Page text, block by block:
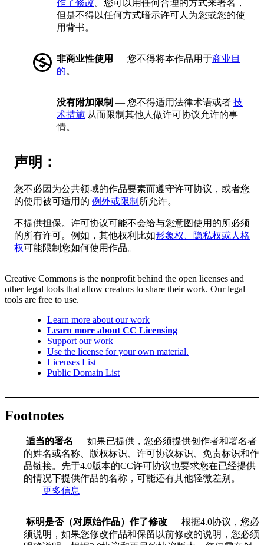
作了修改。您可以用任何合理的方式来署名，
但是不得以任何方式暗示许可人为您或您的使
用背书。
非商业性使用 — 您不得将本作品用于商业目
的。
没有附加限制 — 您不得适用法律术语或者 技
术措施 从而限制其他人做许可协议允许的事
情。
声明：
您不必因为公共领域的作品要素而遵守许可协议，或者您
的使用被可适用的 例外或限制 所允许。
不提供担保。许可协议可能不会给与您意图使用的所必须
的所有许可。例如，其他权利比如形象权、隐私权或人格
权可能限制您如何使用作品。
Creative Commons is the nonprofit behind the open licenses and
other legal tools that allow creators to share their work. Our legal
tools are free to use.
Learn more about our work
Learn more about CC Licensing
Support our work
Use the license for your own material.
Licenses List
Public Domain List
Footnotes
适当的署名 — 如果已提供，您必须提供创作者和署名者
的姓名或名称、版权标识、许可协议标识、免责标识和作
品链接。先于4.0版本的CC许可协议也要求您在已经提供
的情况下提供作品的名称，可能还有其他轻微差别。
更多信息
标明是否（对原始作品）作了修改 — 根据4.0协议，您必
须说明，如果您修改作品和保留以前修改的说明，您必须